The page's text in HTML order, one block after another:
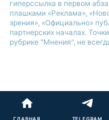
гиперссылка в первом
плашками «Реклама»,
зрения», «Официально»
партнерских началах.
рубрике "Мнения", не
ГЛАВНАЯ TELEGRAM